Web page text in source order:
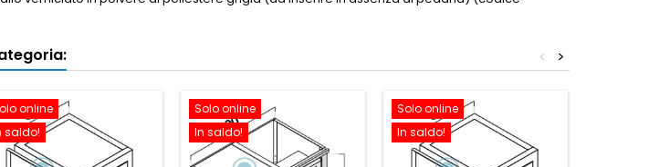
>
<
online
saldo!
Solo online
In saldo!
Solo online
In saldo!